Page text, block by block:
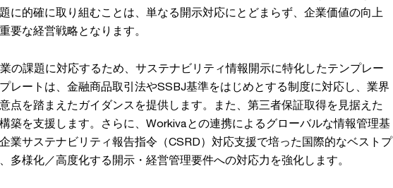
に的確に取り組むことは、単なる開示対応にとどまらず、企業価値の向上
要な経営戦略となります。
の課題に対応するため、サステナビリティ情報開示に特化したテンプレー
レートは、金融商品取引法やSSBJ基準をはじめとする制度に対応し、業界
点を踏まえたガイダンスを提供します。また、第三者保証取得を見据えた
築を支援します。さらに、Workivaとの連携によるグローバルな情報管理基
業サステナビリティ報告指令（CSRD）対応支援で培った国際的なベストプ
多様化／高度化する開示・経営管理要件への対応力を強化します。